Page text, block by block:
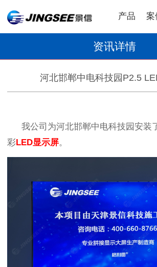
产品 案
资讯详情
河北邯郸中电科技园P2.5
我公司为河北邯郸中电科技园安装
彩LED显示屏。